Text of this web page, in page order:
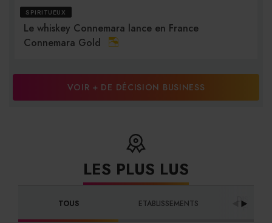
SPIRITUEUX
Le whiskey Connemara lance en France
Connemara Gold
VOIR + DE DÉCISION BUSINESS
LES PLUS LUS
TOUS ETABLISSEMENTS